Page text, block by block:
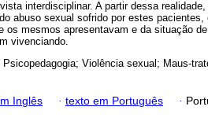
interdisciplinar. A partir dessa
abuso sexual sofrido por estes pacientes,
os mesmos apresentavam e da situação
vivenciando.
Psicopedagogia; Violência sexual; Maus-
Inglês · texto em Português ·